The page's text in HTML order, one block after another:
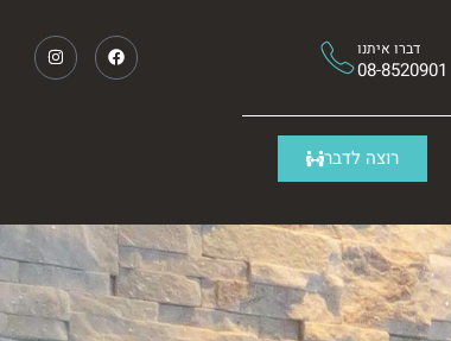
דברו איתנו
08-8520901
רוצה לדבר